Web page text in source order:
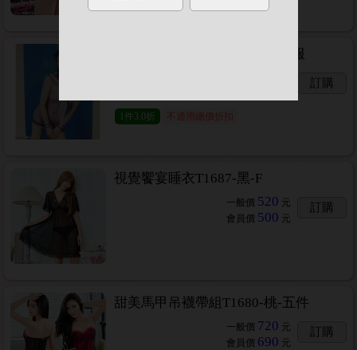
😈限購一件😈航向愛情海海軍服
訂購
件3.0折 不適用總價折扣
視覺饗宴睡衣T1687-黑-F
一般價 520 元
會員價 500 元
訂購
甜美馬甲吊襪帶組T1680-桃-五件
一般價 720 元
會員價 690 元
訂購